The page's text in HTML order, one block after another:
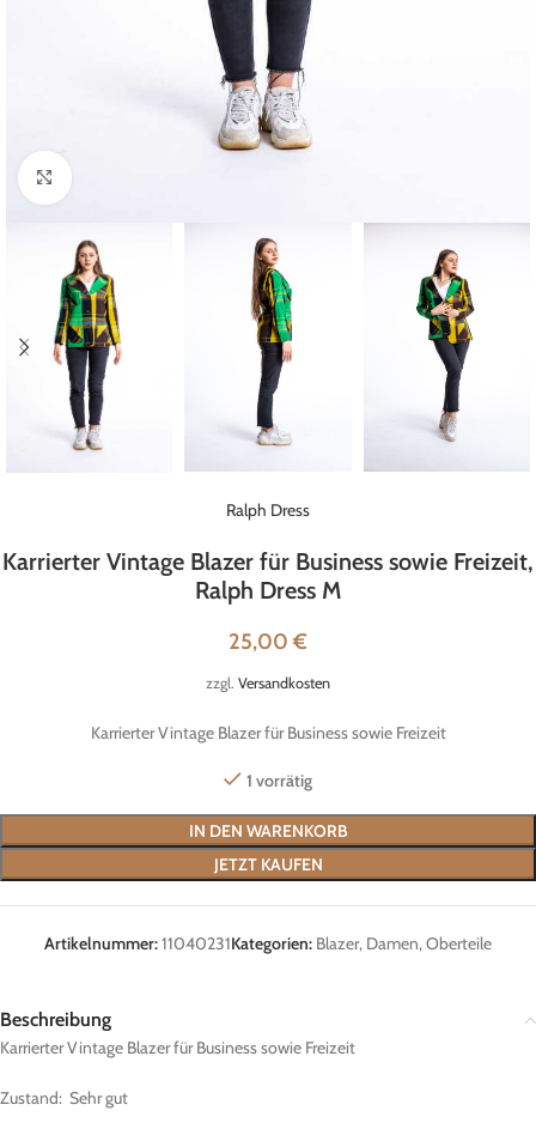
Ralph Dress
Karrierter Vintage Blazer für Business sowie Freizeit,
Ralph Dress M
25,00 €
zzgl. Versandkosten
Karrierter Vintage Blazer für Business sowie Freizeit
1 vorrätig
IN DEN WARENKORB
JETZT KAUFEN
Artikelnummer:11040231Kategorien: Blazer, Damen,Oberteile
Beschreibung
Karrierter Vintage Blazer für Business sowie Freizeit
Zustand: Sehr gut